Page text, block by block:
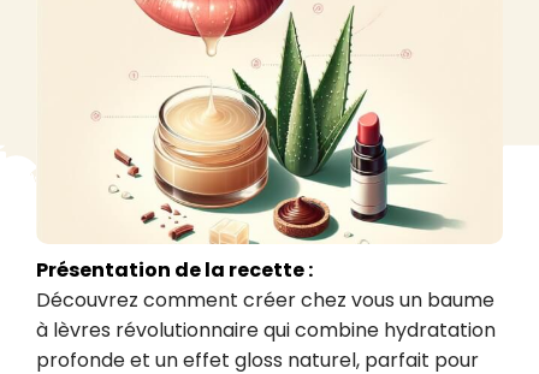
Présentation de la recette :
Découvrez comment créer chez vous un baume
à lèvres révolutionnaire qui combine hydratation
profonde et un effet gloss naturel, parfait pour